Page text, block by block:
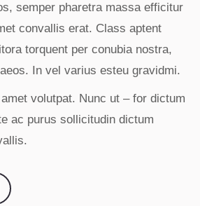
semper pharetra massa efficitur
convallis erat. Class aptent
torquent per conubia nostra,
In vel varius esteu gravidmi.
volutpat. Nunc ut – for dictum
ac purus sollicitudin dictum